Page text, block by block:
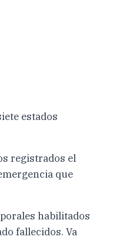
estados
registrados el
que
habilitados
fallecidos. Va